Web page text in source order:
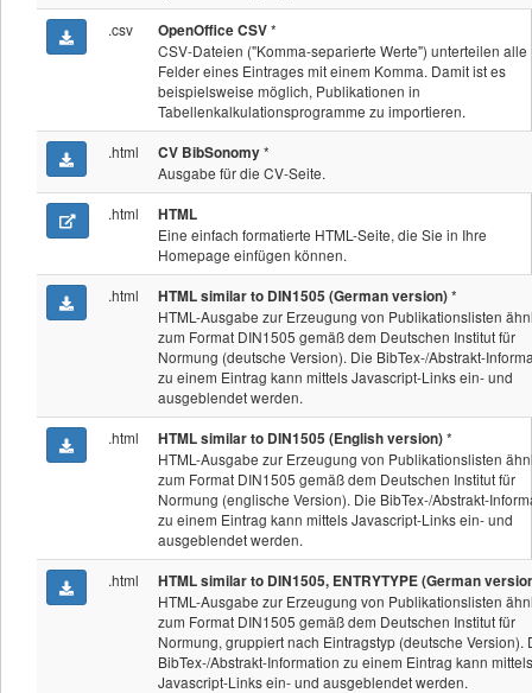
.csv
OpenOffice CSV*
CSV-Dateien ("Komma-separierte Werte") unterteilen alle
Felder eines Eintrages mit einem Komma. Damit ist es
beispielsweise möglich, Publikationen in
Tabellenkalkulationsprogramme zu importieren.
.html
CV BibSonomy*
Ausgabe für die CV-Seite.
.html
HTML
Eine einfach formatierte HTML-Seite, die Sie in Ihre
Homepage einfügen können.
.html
HTML similar to DIN1505 (German version)*
HTML-Ausgabe zur Erzeugung von Publikationslisten
zum Format DIN1505 gemäß dem Deutschen Institut für
Normung (deutsche Version). Die BibTex-/Abstrakt-
zu einem Eintrag kann mittels Javascript-Links ein- und
ausgeblendet werden.
.html
HTML similar to DIN1505 (English version)*
HTML-Ausgabe zur Erzeugung von Publikationslisten
zum Format DIN1505 gemäß dem Deutschen Institut für
Normung (englische Version). Die BibTex-/Abstrakt-
zu einem Eintrag kann mittels Javascript-Links ein- und
ausgeblendet werden.
.html
HTML similar to DIN1505, ENTRYTYPE (German
HTML-Ausgabe zur Erzeugung von Publikationslisten
zum Format DIN1505 gemäß dem Deutschen Institut für
Normung, gruppiert nach Eintragstyp (deutsche Version).
BibTex-/Abstrakt-Information zu einem Eintrag kann mittels
Javascript-Links ein- und ausgeblendet werden.